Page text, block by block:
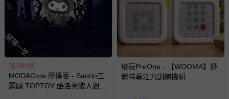
搶購一空
滿1件9折
MODACore 摩達客 - Sanrio三
麗鷗 TOPTOY 酷洛米狼人殺系
培玩PreOne - 【WOOMA】舒
爾特專注力訓練機組